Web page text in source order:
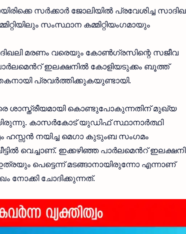
സർക്കാർ ജോലിയിൽ പ്രവേശിച്ച
സംസ്ഥാന കമ്മിറ്റിയംഗമായും
മരണം വരെയും കോൺഗ്രസിന്റെ സജീവ
ഇലക്ഷനിൽ കോളിയടുക്കം ബൂത്ത്
പ്രവർത്തിക്കുകയുണ്ടായി.
ശാസ്ത്രീയമായി കൊണ്ടുപോകുന്നതിന് മുഖ്യ
കാസർകോട് യുഡിഫ് സ്ഥാനാർത്ഥി
ഹസ്സൻ നയിച്ച മെഗാ കുടുംബ സംഗമം
വെച്ചാണ്. ഇക്കഴിഞ്ഞ പാർലമെൻറ്
പെട്ടെന്ന് മടങ്ങാനായിരുന്നോ എന്നാണ്
നോക്കി ചോദിക്കുന്നത്.